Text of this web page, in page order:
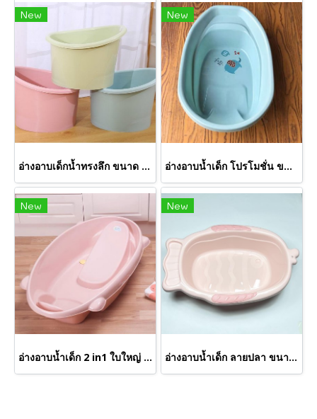
New
อ่างอาบเด็กน้ำทรงลึก ขนาด 55*45*40 Cm.
New
อ่างอาบน้ำเด็ก โปรโมชั่น ขนาด70*44*20 Cm.
New
อ่างอาบน้ำเด็ก 2 in1 ใบใหญ่ ขนาด90*48*22 Cm.
New
อ่างอาบน้ำเด็ก ลายปลา ขนาด 80*50*22 Cm.